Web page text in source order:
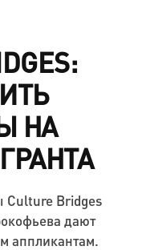
НА
Bridges
дают
аппликантам.